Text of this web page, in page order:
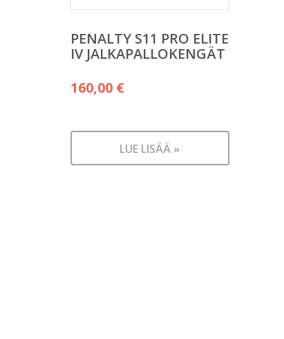
PENALTY S11 PRO ELITE
IV JALKAPALLOKENGÄT
160,00 €
LUE LISÄÄ »